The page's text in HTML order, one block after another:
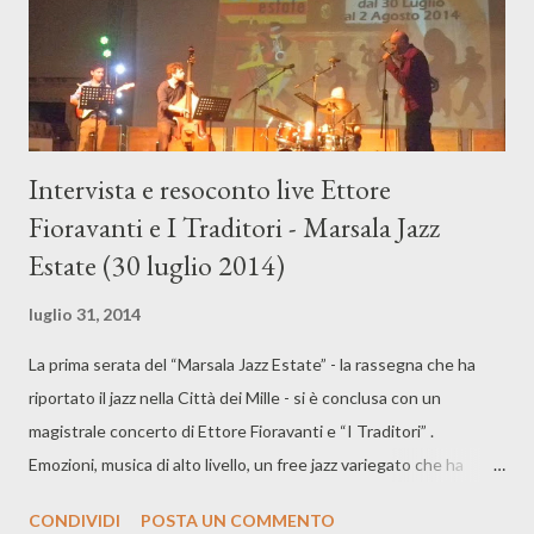
Intervista e resoconto live Ettore
Fioravanti e I Traditori - Marsala Jazz
Estate (30 luglio 2014)
luglio 31, 2014
La prima serata del “Marsala Jazz Estate” - la rassegna che ha
riportato il jazz nella Città dei Mille - si è conclusa con un
magistrale concerto di Ettore Fioravanti e “I Traditori” .
Emozioni, musica di alto livello, un free jazz variegato che ha
CONDIVIDI POSTA UN COMMENTO